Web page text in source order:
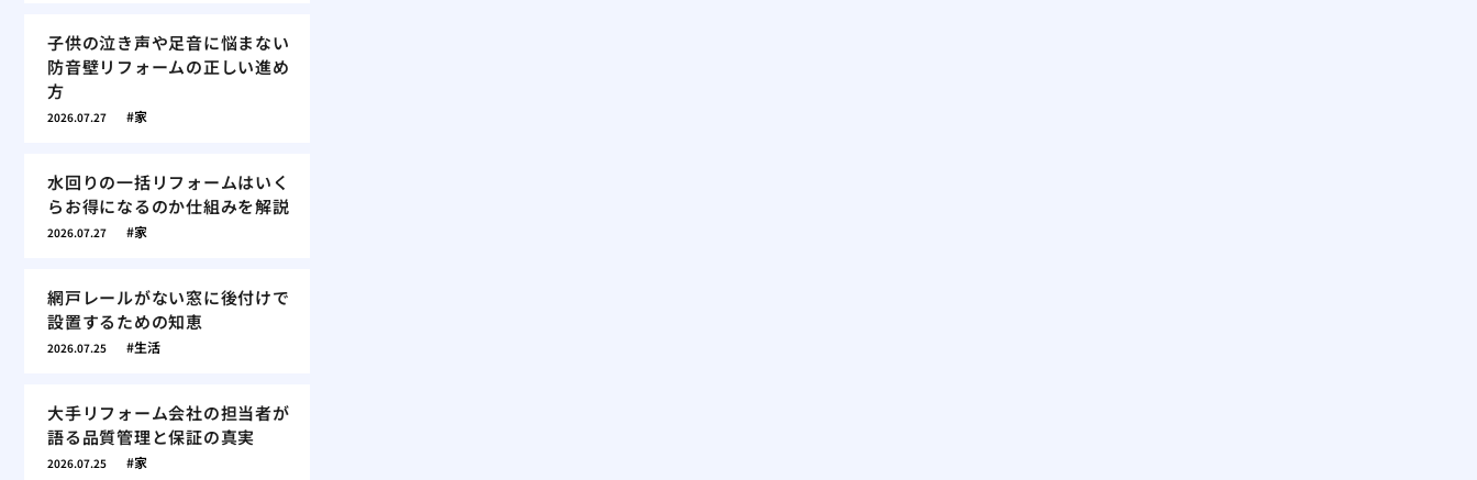
子供の泣き声や足音に悩まない
防音壁リフォームの正しい進め
方
2026.07.27 家
水回りの一括リフォームはいく
らお得になるのか仕組みを解説
2026.07.27 家
網戸レールがない窓に後付けで
設置するための知恵
2026.07.25 生活
大手リフォーム会社の担当者が
語る品質管理と保証の真実
2026.07.25 家